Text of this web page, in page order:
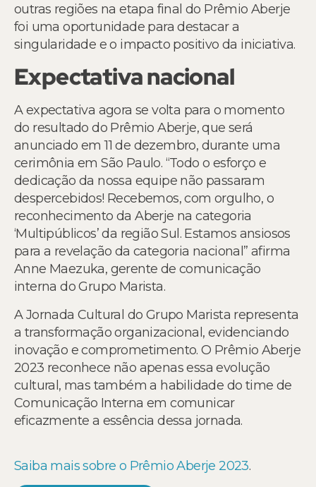
outras regiões na etapa final do Prêmio Aberje
foi uma oportunidade para destacar a
singularidade e o impacto positivo da iniciativa.
Expectativa nacional
A expectativa agora se volta para o momento
do resultado do Prêmio Aberje, que será
anunciado em 11 de dezembro, durante uma
cerimônia em São Paulo. “Todo o esforço e
dedicação da nossa equipe não passaram
despercebidos! Recebemos, com orgulho, o
reconhecimento da Aberje na categoria
‘Multipúblicos’ da região Sul. Estamos ansiosos
para a revelação da categoria nacional” afirma
Anne Maezuka, gerente de comunicação
interna do Grupo Marista.
A Jornada Cultural do Grupo Marista representa
a transformação organizacional, evidenciando
inovação e comprometimento. O Prêmio Aberje
2023 reconhece não apenas essa evolução
cultural, mas também a habilidade do time de
Comunicação Interna em comunicar
eficazmente a essência dessa jornada.
Saiba mais sobre o Prêmio Aberje 2023.